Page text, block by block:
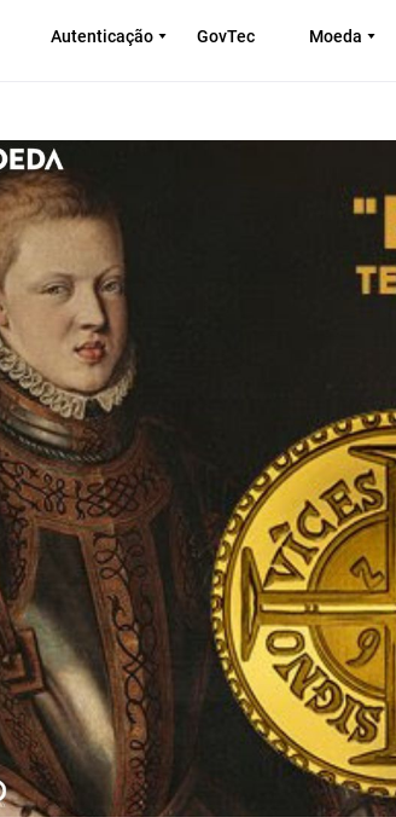
Autenticação GovTec Moeda